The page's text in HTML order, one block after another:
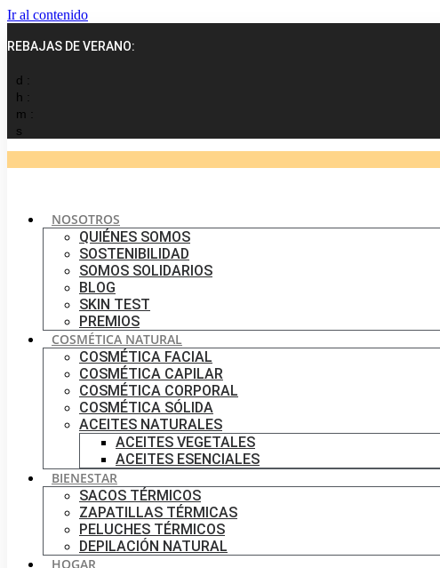
Ir al contenido
REBAJAS DE VERANO:
d :
h :
m :
s
NOSOTROS
QUIÉNES SOMOS
SOSTENIBILIDAD
SOMOS SOLIDARIOS
BLOG
SKIN TEST
PREMIOS
COSMÉTICA NATURAL
COSMÉTICA FACIAL
COSMÉTICA CAPILAR
COSMÉTICA CORPORAL
COSMÉTICA SÓLIDA
ACEITES NATURALES
ACEITES VEGETALES
ACEITES ESENCIALES
BIENESTAR
SACOS TÉRMICOS
ZAPATILLAS TÉRMICAS
PELUCHES TÉRMICOS
DEPILACIÓN NATURAL
HOGAR